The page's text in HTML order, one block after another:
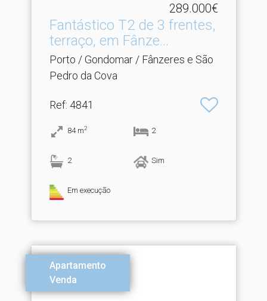
289.000€
Fantástico T2 de 3 frentes,
terraço, em Fânze.​..
Porto / Gondomar / Fânzeres e São
Pedro da Cova
Ref: 4841
84 m2 2
2 Sim
Em execução
Apartamento
Venda